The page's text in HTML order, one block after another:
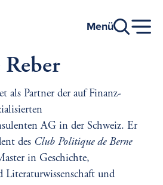
Menü
als Partner der auf Finanz-
AG in der Schweiz. Er
des Club Politique de Berne
in Geschichte,
Literaturwissenschaft und